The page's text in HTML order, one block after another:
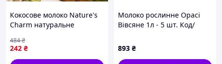
Кокосове молоко Nature's
Charm натуральне
Без цукру 100% кокосове
молоко для карі десертів
242 ₴
484₴
Молоко рослинне Орасі
Вівсяне 1л - 5 шт. Код/
893 ₴